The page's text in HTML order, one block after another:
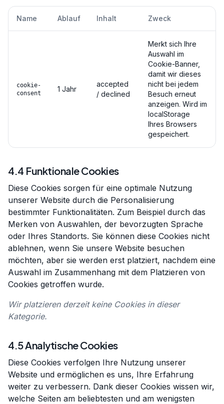
Name Ablauf Inhalt Zweck
cookie-
consent
1 Jahr
accepted
/ declined
Merkt sich Ihre
Auswahl im
Cookie-Banner,
damit wir dieses
nicht bei jedem
Besuch erneut
anzeigen. Wird im
localStorage
Ihres Browsers
gespeichert.
4.4 Funktionale Cookies
Diese Cookies sorgen für eine optimale Nutzung
unserer Website durch die Personalisierung
bestimmter Funktionalitäten. Zum Beispiel durch das
Merken von Auswahlen, der bevorzugten Sprache
oder Ihres Standorts. Sie können diese Cookies nicht
ablehnen, wenn Sie unsere Website besuchen
möchten, aber sie werden erst platziert, nachdem eine
Auswahl im Zusammenhang mit dem Platzieren von
Cookies getroffen wurde.
Wir platzieren derzeit keine Cookies in dieser
Kategorie.
4.5 Analytische Cookies
Diese Cookies verfolgen Ihre Nutzung unserer
Website und ermöglichen es uns, Ihre Erfahrung
weiter zu verbessern. Dank dieser Cookies wissen wir,
welche Seiten am beliebtesten und am wenigsten